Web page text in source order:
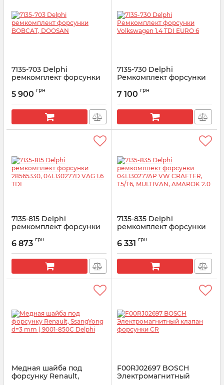
7135-703 Delphi
ремкомплект форсунки
Артикул: 7135-703
5 900 грн
7135-730 Delphi
Ремкомплект форсунки
6
Артикул: 7135-730
7 100 грн
7135-815 Delphi
ремкомплект форсунки
VAG 1.6 TDI
Артикул: 7135-815
6 873 грн
7135-835 Delphi
ремкомплект форсунки
CRAFTER, T5/T6,
Артикул: 7135-835
6 331 грн
Медная шайба под
форсунку Renault,
F00RJ02697 BOSCH
Электромагнитный